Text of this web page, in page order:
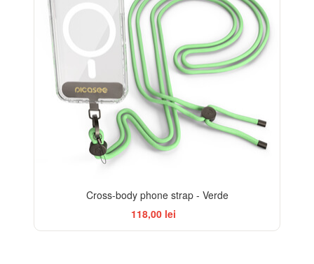
Cross-body phone strap - Verde
118,00 lei